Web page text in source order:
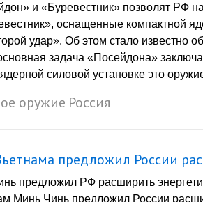
и «Буревестник» позволят РФ
оснащенные компактной
удар». Об этом стало известно
задача «Посейдона»
силовой установке это
оружие Россия
предложил России
предложил РФ расширить
Минь Чинь предложил России